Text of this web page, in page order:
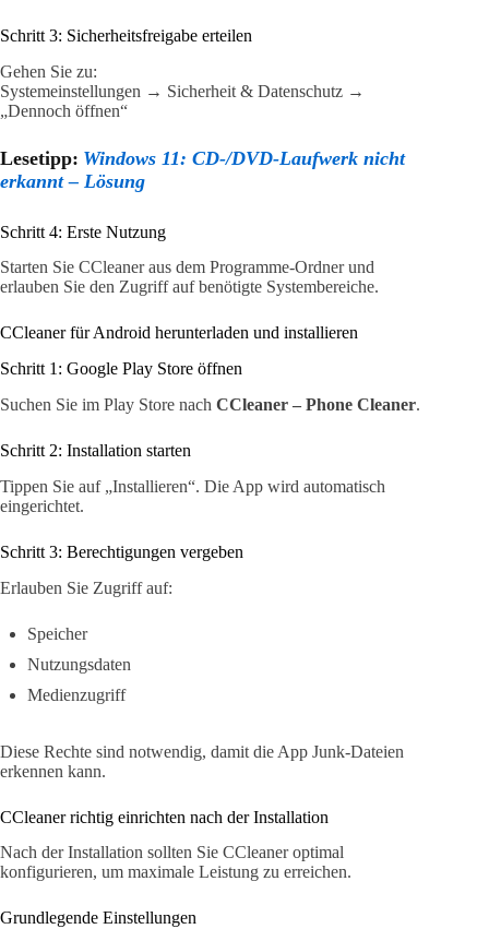
Schritt 3: Sicherheitsfreigabe erteilen
Gehen Sie zu:
Systemeinstellungen → Sicherheit & Datenschutz →
„Dennoch öffnen“
Lesetipp: Windows 11: CD-/DVD-Laufwerk nicht
erkannt – Lösung
Schritt 4: Erste Nutzung
Starten Sie CCleaner aus dem Programme-Ordner und
erlauben Sie den Zugriff auf benötigte Systembereiche.
CCleaner für Android herunterladen und installieren
Schritt 1: Google Play Store öffnen
Suchen Sie im Play Store nach CCleaner – Phone Cleaner.
Schritt 2: Installation starten
Tippen Sie auf „Installieren“. Die App wird automatisch
eingerichtet.
Schritt 3: Berechtigungen vergeben
Erlauben Sie Zugriff auf:
Speicher
Nutzungsdaten
Medienzugriff
Diese Rechte sind notwendig, damit die App Junk-Dateien
erkennen kann.
CCleaner richtig einrichten nach der Installation
Nach der Installation sollten Sie CCleaner optimal
konfigurieren, um maximale Leistung zu erreichen.
Grundlegende Einstellungen